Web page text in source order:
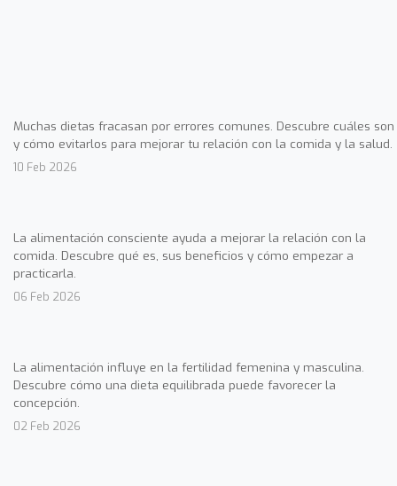
Muchas dietas fracasan por errores comunes. Descubre cuáles son
y cómo evitarlos para mejorar tu relación con la comida y la salud.
10 Feb 2026
La alimentación consciente ayuda a mejorar la relación con la
comida. Descubre qué es, sus beneficios y cómo empezar a
practicarla.
06 Feb 2026
La alimentación influye en la fertilidad femenina y masculina.
Descubre cómo una dieta equilibrada puede favorecer la
concepción.
02 Feb 2026